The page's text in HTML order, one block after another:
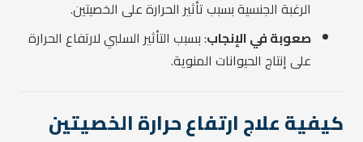
الرغبة الجنسية بسبب تأثير الحرارة على الخصيتين.
صعوبة في الإنجاب: بسبب التأثير السلبي لارتفاع الحرارة
على إنتاج الحيوانات المنوية.
كيفية علاج ارتفاع حرارة الخصيتين